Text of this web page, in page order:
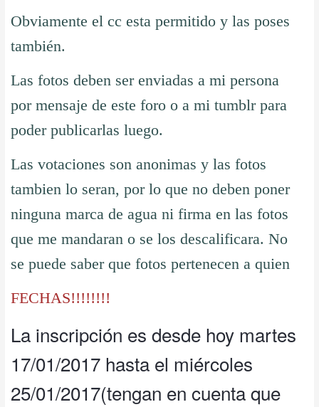
Obviamente el cc esta permitido y las poses
también.
Las fotos deben ser enviadas a mi persona
por mensaje de este foro o a mi tumblr para
poder publicarlas luego.
Las votaciones son anonimas y las fotos
tambien lo seran, por lo que no deben poner
ninguna marca de agua ni firma en las fotos
que me mandaran o se los descalificara. No
se puede saber que fotos pertenecen a quien
FECHAS!!!!!!!!
La inscripción es desde hoy martes
17/01/2017 hasta el miércoles
25/01/2017(tengan en cuenta que